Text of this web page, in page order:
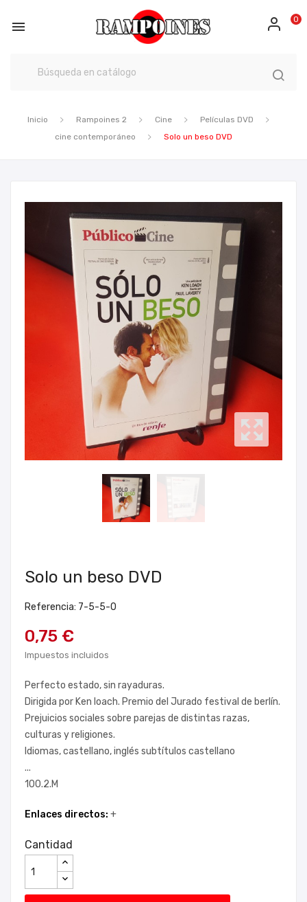
 0
Inicio Rampoines 2 Cine
Películas DVD
cine contemporáneo
Solo un beso DVD
Solo un beso DVD
Referencia: 7-5-5-0
0,75 €
Impuestos incluidos
Perfecto estado, sin rayaduras.
Dirigida por Ken loach. Premio del Jurado festival de berlín.
Prejuicios sociales sobre parejas de distintas razas,
culturas y religiones.
Idiomas, castellano, inglés subtítulos castellano
...
100.2.M
Enlaces directos: +
Cantidad